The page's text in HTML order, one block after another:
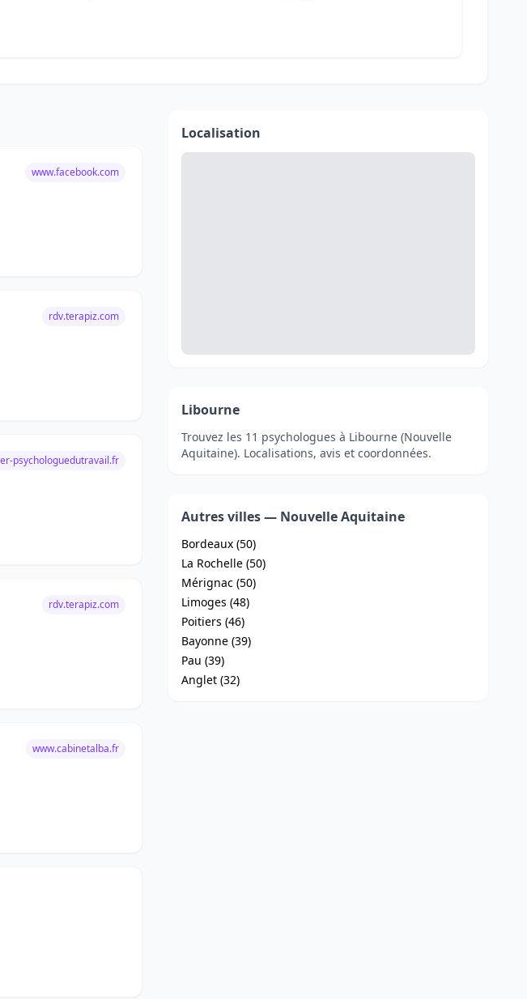
www.facebook.com
rdv.terapiz.com
psychologuedutravail.fr
rdv.terapiz.com
www.cabinetalba.fr
Localisation
Libourne
Trouvez les 11 psychologues à Libourne (Nouvelle
Aquitaine). Localisations, avis et coordonnées.
Autres villes — Nouvelle Aquitaine
Bordeaux (50)
La Rochelle (50)
Mérignac (50)
Limoges (48)
Poitiers (46)
Bayonne (39)
Pau (39)
Anglet (32)